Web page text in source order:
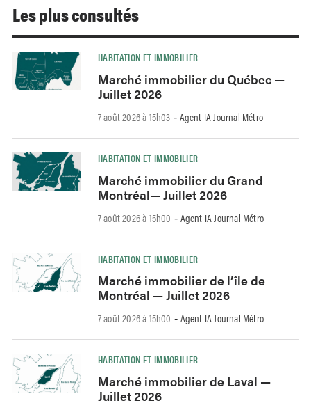
Les plus consultés
HABITATION ET IMMOBILIER
Marché immobilier du Québec —
Juillet 2026
7 août 2026 à 15h03 - Agent IA Journal Métro
HABITATION ET IMMOBILIER
Marché immobilier du Grand
Montréal— Juillet 2026
7 août 2026 à 15h00 - Agent IA Journal Métro
HABITATION ET IMMOBILIER
Marché immobilier de l’île de
Montréal — Juillet 2026
7 août 2026 à 15h00 - Agent IA Journal Métro
HABITATION ET IMMOBILIER
Marché immobilier de Laval —
Juillet 2026